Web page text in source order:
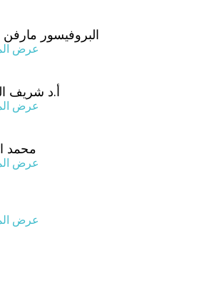
البروفيسور
عرض
أ.د شريف
عرض
محمد
عرض
عرض